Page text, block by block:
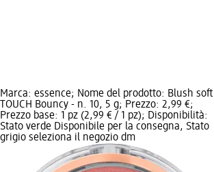
Marca: essence; Nome del prodotto: Blush soft
TOUCH Bouncy - n. 10, 5 g; Prezzo: 2,99 €;
Prezzo base: 1 pz (2,99 € / 1 pz); Disponibilità:
Stato verde Disponibile per la consegna, Stato
grigio seleziona il negozio dm